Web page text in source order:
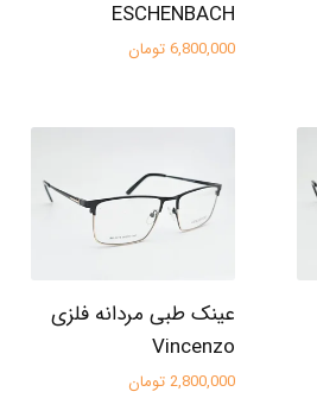
ESCHENBACH
6,800,000 تومان
عینک طبی مردانه فلزی
Vincenzo
2,800,000 تومان